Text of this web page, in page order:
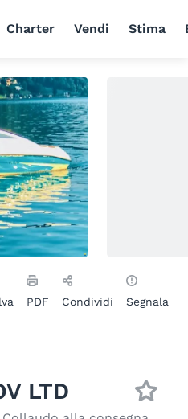
Charter Vendi Stima
PDF Condividi Segnala
LTD